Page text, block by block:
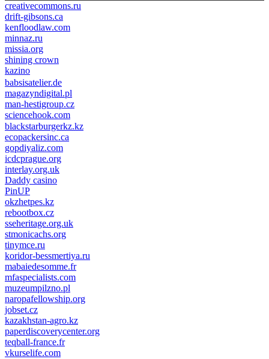
creativecommons.ru
drift-gibsons.ca
kenfloodlaw.com
minnaz.ru
missia.org
shining crown
kazino
casino lemon
pinco giriş
babsisatelier.de
magazyndigital.pl
man-hestigroup.cz
sciencehook.com
олимп казино
blackstarburgerkz.kz
ecopackersinc.ca
gopdiyaliz.com
icdcprague.org
interlay.org.uk
Daddy casino
PinUP
okzhetpes.kz
rebootbox.cz
sseheritage.org.uk
stmonicachs.org
tinymce.ru
koridor-bessmertiya.ru
mabaiedesomme.fr
mfaspecialists.com
muzeumpilzno.pl
naropafellowship.org
jobset.cz
kazakhstan-agro.kz
paperdiscoverycenter.org
teqball-france.fr
vkurselife.com